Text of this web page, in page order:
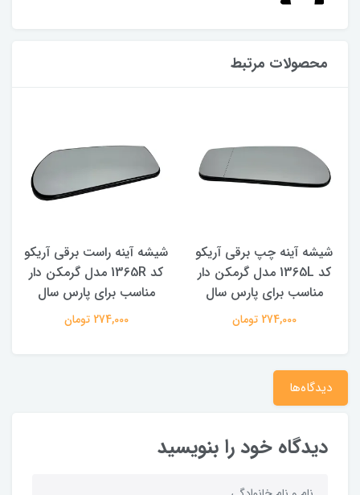
محصولات مرتبط
شیشه آینه چپ برقی آریکو
کد 1365L مدل گرمکن دار
مناسب برای پارس سال
274,000 تومان
شیشه آینه راست برقی آریکو
کد 1365R مدل گرمکن دار
مناسب برای پارس سال
274,000 تومان
دیدگاه‌ها
دیدگاه خود را بنویسید